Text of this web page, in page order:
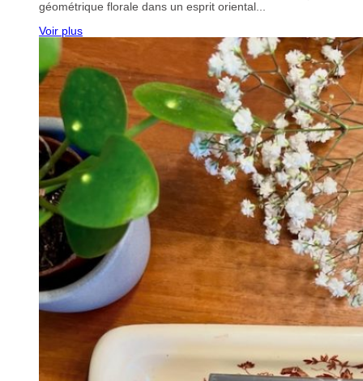
géométrique florale dans un esprit oriental...
Voir plus